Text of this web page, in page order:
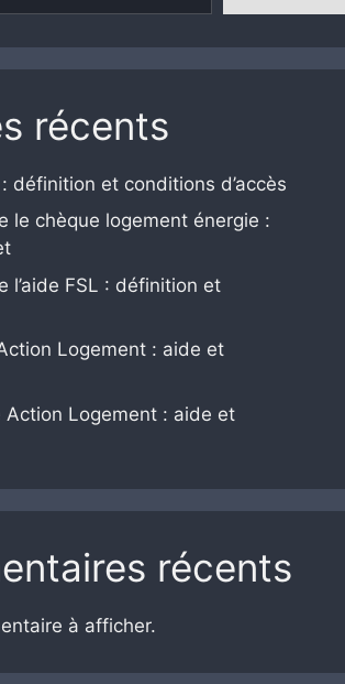
récents
définition et conditions d’accès
le chèque logement énergie :
l’aide FSL : définition et
Logement : aide et
Action Logement : aide et
récents
à afficher.